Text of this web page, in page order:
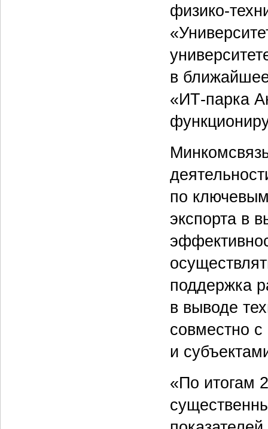
физико-
в
«ИТ-парка
по
экспорта в
поддержка
в выводе
совместно
и
«По итогам